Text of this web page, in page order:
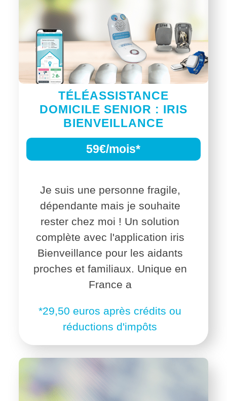
TÉLÉASSISTANCE
DOMICILE SENIOR : IRIS
BIENVEILLANCE
59€/mois*
Je suis une personne fragile,
dépendante mais je souhaite
rester chez moi ! Un solution
complète avec l'application iris
Bienveillance pour les aidants
proches et familiaux. Unique en
France a
*29,50 euros après crédits ou
réductions d'impôts